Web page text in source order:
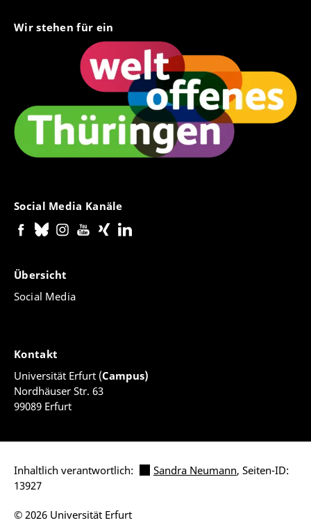
Wir stehen für ein
Social Media Kanäle
Übersicht
Social Media
Kontakt
Universität Erfurt (Campus)
Nordhäuser Str. 63
99089 Erfurt
Inhaltlich verantwortlich: Sandra Neumann, Seiten-ID:
13927
© 2026 Universität Erfurt